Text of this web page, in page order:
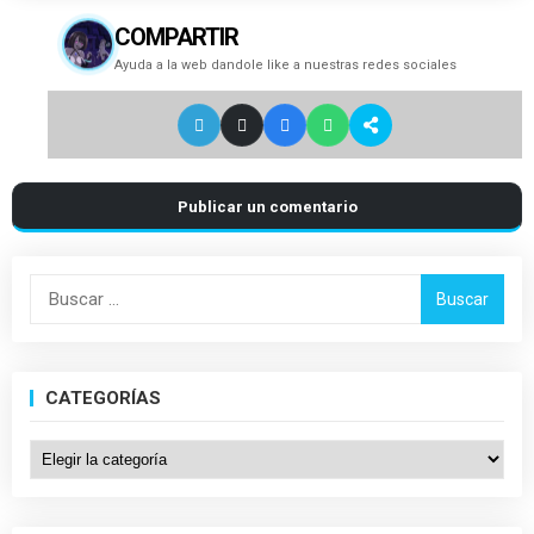
COMPARTIR
Ayuda a la web dandole like a nuestras redes sociales
Publicar un comentario
Buscar:
CATEGORÍAS
Categorías